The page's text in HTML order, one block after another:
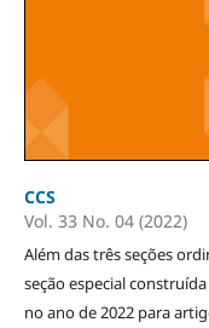
CCS
Vol. 33 No. 04 (2022)
Além das três seções
seção especial
no ano de 2022 para